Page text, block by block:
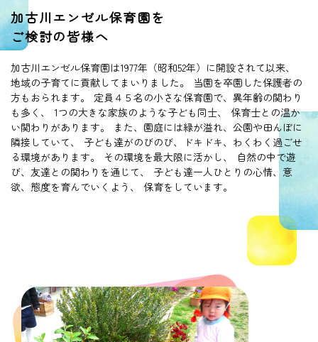
加古川エンゼル保育園を
ご検討の皆様へ
加古川エンゼル保育園は1977年（昭和52年）に開設されて以来、
地域の子育てに貢献してまいりました。
当園を卒園した保護者の
方もおられます。
定員４５名の小さな保育園で、異年齢の関わり
も多く、
1つの大きな家族のような子ども同士、
保育士との温か
い関わりがあります。
また、園庭には緑が溢れ、公園や田んぼに
隣接していて、
子ども達がのびのび、ドキドキ、わくわく過ごせ
る環境があります。
その環境を最大限に活かし、
自然の中で遊
び、友達との関わりを通じて、
子ども達一人ひとりの心情、意
欲、態度を育んでいくよう、
保育をしています。